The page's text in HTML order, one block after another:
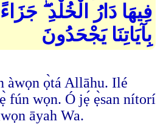
فِيهَا دَارُ الْخُلْدِ ۖ جَزَاءً
بِآيَاتِنَا يَجْحَدُونَ
àwọn ọ̀tá Allāhu. Ilé
fún wọn. Ó jẹ́ ẹ̀san nítorí
āyah Wa.